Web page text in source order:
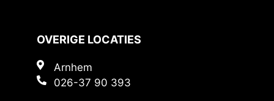
OVERIGE LOCATIES
Arnhem
026-37 90 393